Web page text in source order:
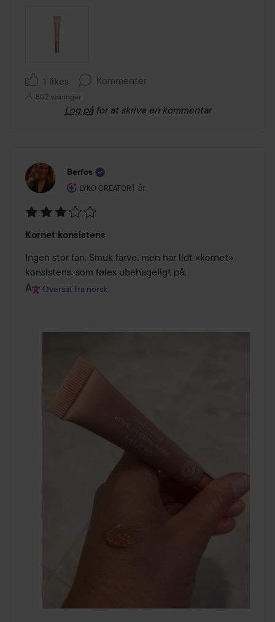
1 likes Kommenter
802 visninger
Log på for at skrive en kommentar
Berfos
LYKO CREATOR
Brugerens rolle: Lyko Creator.
1 år
Posten blev oprettet 1 år
3
ud
af
5
Kornet konsistens
Ingen stor fan. Smuk farve, men har lidt «kornet»
konsistens, som føles ubehageligt på.
Oversat fra norsk